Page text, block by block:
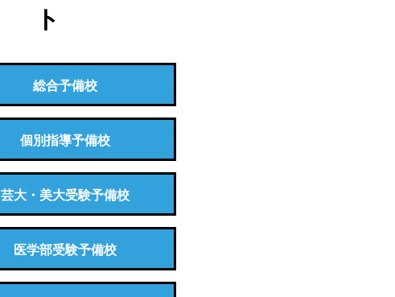
ト
総合予備校
個別指導予備校
芸大・美大受験予備校
医学部受験予備校